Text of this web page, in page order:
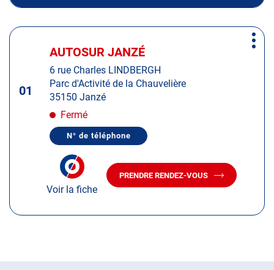
Appuyer
ENTRÉE
informations
01
Centre
:
AUTOSUR JANZÉ
6 rue Charles LINDBERGH
Parc d'Activité de la Chauvelière
35150 Janzé
Fermé
N° de téléphone
AFFICHER
TÉLÉPHONE
JANZÉ
Voir la fiche
PRENDRE RENDEZ-VOUS
AVEC
Plus